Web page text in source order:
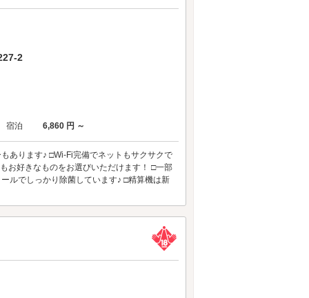
2
宿泊 6,860 円 ～
あります♪ □Wi-Fi完備でネットもサクサクで
お好きなものをお選びいただけます！ □一部
ルでしっかり除菌しています♪ □精算機は新